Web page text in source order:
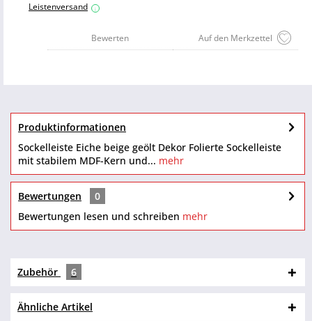
Leistenversand i
Auf den Merkzettel
Bewerten
Produktinformationen
Sockelleiste Eiche beige geölt Dekor Folierte Sockelleiste
mit stabilem MDF-Kern und... mehr
Bewertungen
0
Bewertungen lesen und schreiben mehr
Zubehör 6
Ähnliche Artikel